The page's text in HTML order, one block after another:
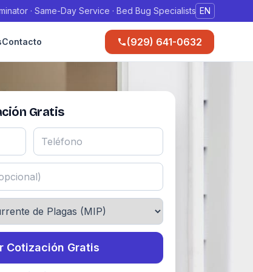
· Same-Day Service · Bed Bug Specialists EN
Contacto (929) 641-0632
Gratis
Cotización Gratis